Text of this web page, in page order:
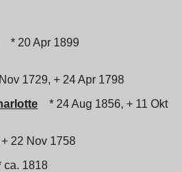
* 20 Apr 1899
1729, + 24 Apr 1798
* 24 Aug 1856, + 11 Okt
22 Nov 1758
ca. 1818